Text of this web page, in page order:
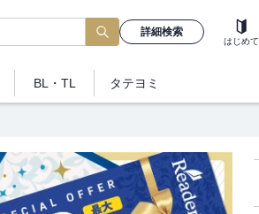
詳細検索
はじめて
BL・TL タテヨミ